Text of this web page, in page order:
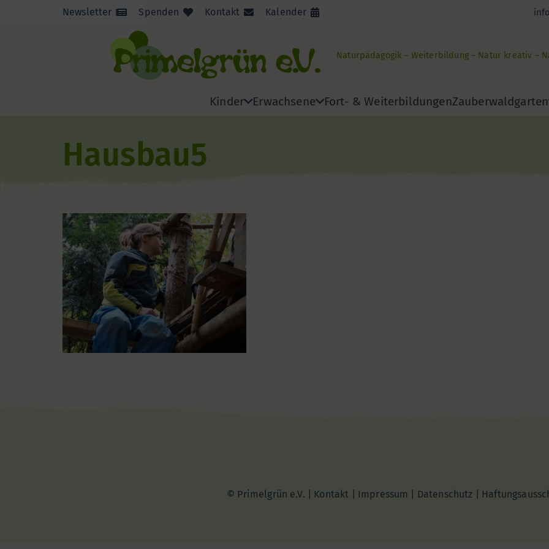
Newsletter Spenden Kontakt Kalender
Naturpädagogik – Weiterbildung – Natur kreativ –
Kinder Erwachsene Fort- & WeiterbildungenZauberwaldgarten
Hausbau5
© Primelgrün e.V. | Kontakt Impressum Datenschutz